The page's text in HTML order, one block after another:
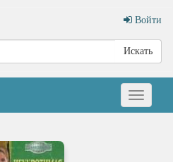
Войти
Искать
Меню